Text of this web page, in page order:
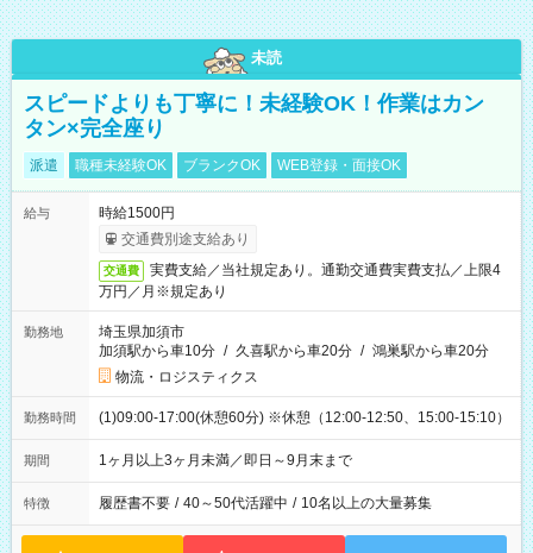
未読
スピードよりも丁寧に！未経験OK！作業はカン
タン×完全座り
派遣 職種未経験OK ブランクOK WEB登録・面接OK
給与
時給1500円
交通費別途支給あり
交通費
実費支給／当社規定あり。通勤交通費実費支払／上限4
万円／月※規定あり
勤務地
埼玉県加須市
加須駅から車10分 / 久喜駅から車20分 / 鴻巣駅から車20分
物流・ロジスティクス
勤務時間 (1)09:00-17:00(休憩60分) ※休憩（12:00-12:50、15:00-15:10）
期間 1ヶ月以上3ヶ月未満／即日～9月末まで
特徴 履歴書不要 / 40～50代活躍中 / 10名以上の大量募集